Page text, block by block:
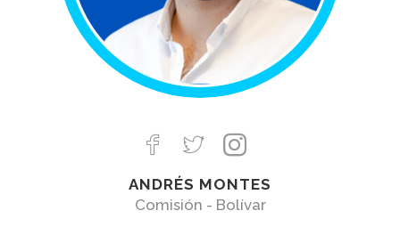
ANDRÉS MONTES
Comisión - Bolívar